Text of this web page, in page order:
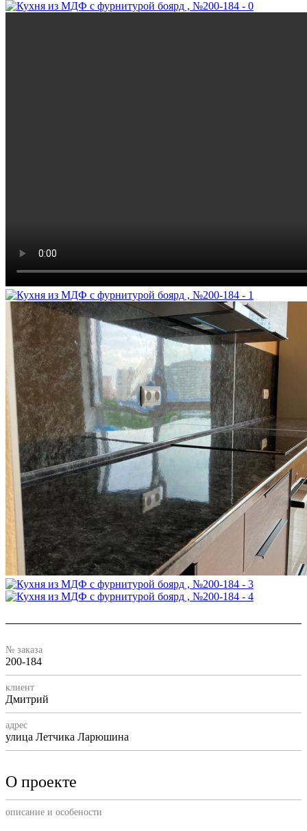
№ заказа
200-184
клиент
Дмитрий
адрес
улица Летчика Ларюшина
О проекте
описание и особености